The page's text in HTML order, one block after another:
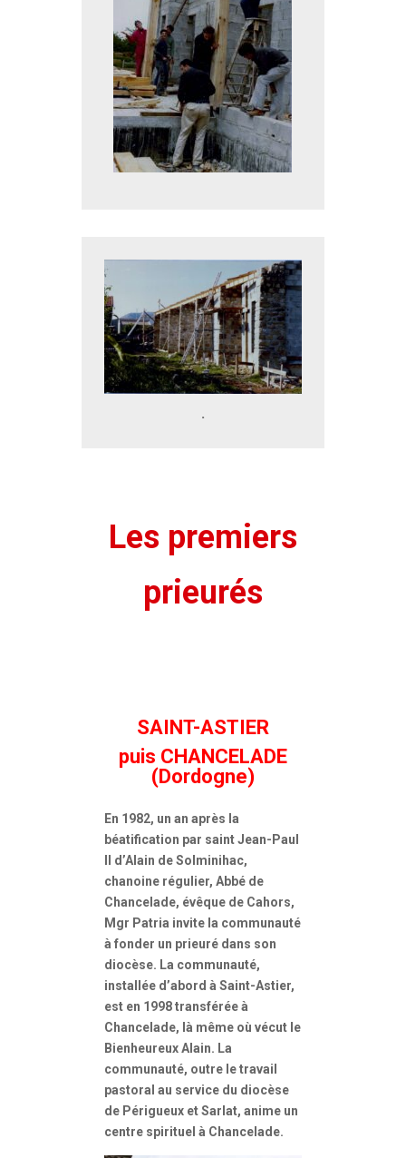
.
Les premiers
prieurés
SAINT-ASTIER
puis CHANCELADE
(Dordogne)
En 1982, un an après la
béatification par saint Jean-Paul
II d’Alain de Solminihac,
chanoine régulier, Abbé de
Chancelade, évêque de Cahors,
Mgr Patria invite la communauté
à fonder un prieuré dans son
diocèse. La communauté,
installée d’abord à Saint-Astier,
est en 1998 transférée à
Chancelade, là même où vécut le
Bienheureux Alain. La
communauté, outre le travail
pastoral au service du diocèse
de Périgueux et Sarlat, anime un
centre spirituel à Chancelade.